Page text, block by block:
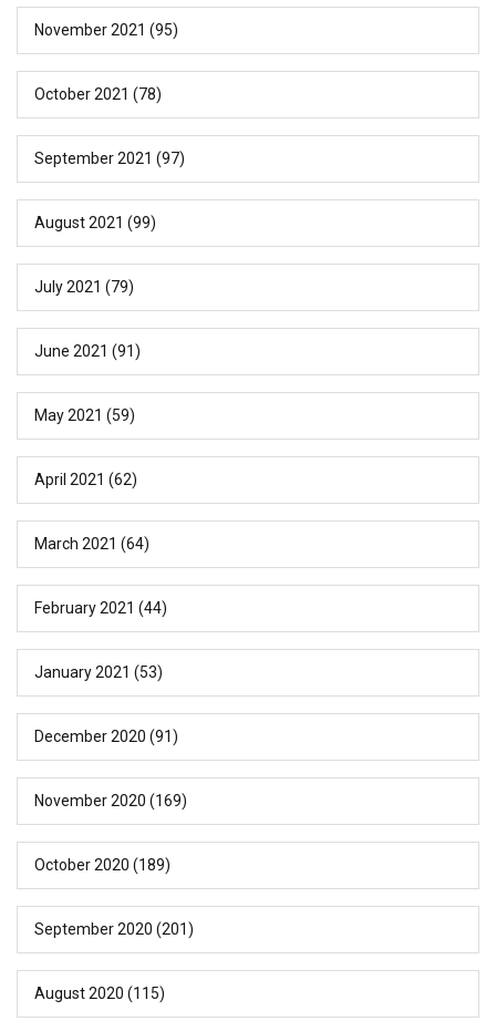
November 2021 (95)
October 2021 (78)
September 2021 (97)
August 2021 (99)
July 2021 (79)
June 2021 (91)
May 2021 (59)
April 2021 (62)
March 2021 (64)
February 2021 (44)
January 2021 (53)
December 2020 (91)
November 2020 (169)
October 2020 (189)
September 2020 (201)
August 2020 (115)